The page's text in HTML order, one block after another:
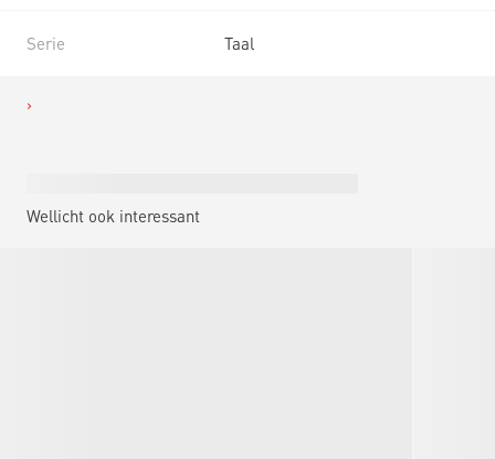
Serie Taal
Wellicht ook interessant